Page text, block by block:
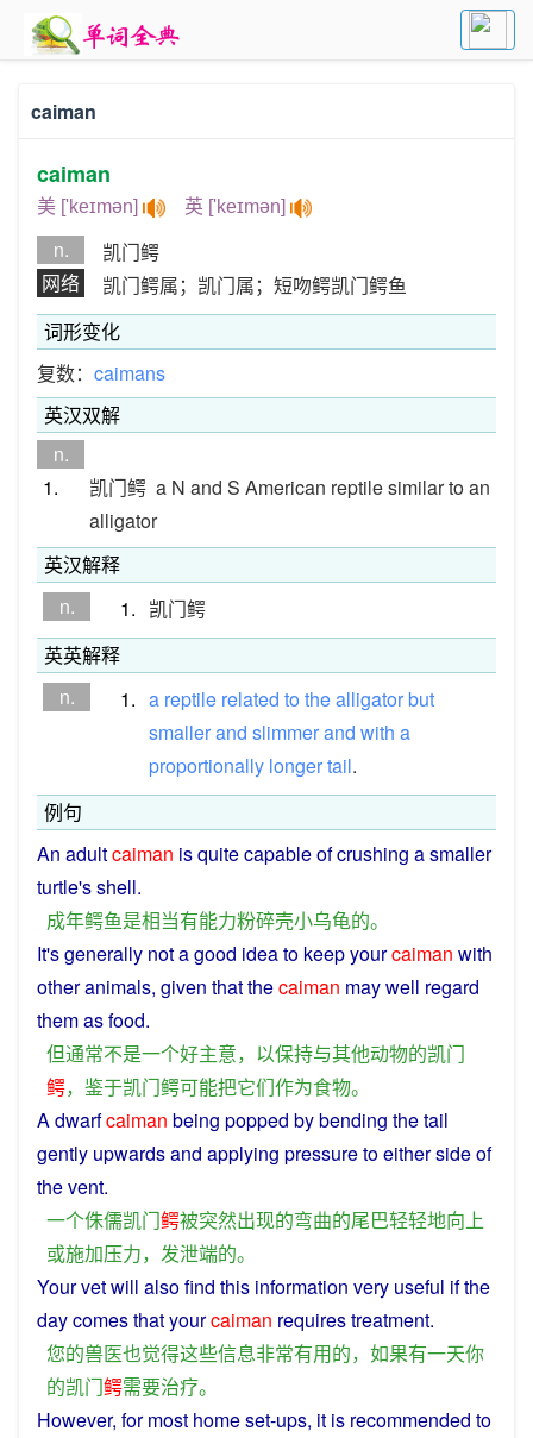
caiman
caiman
美 ['keɪmən] 英 ['keɪmən]
n.
凯门鳄
网络
凯门鳄属；凯门属；短吻鳄凯门鳄鱼
词形变化
复数： caimans
英汉双解
n.
1.
凯门鳄 a N and S American reptile similar to an
alligator
英汉解释
n.
1. 凯门鳄
英英解释
n.
1. a reptile related to thealligatorbut
smallerand slimmerand with a
proportionally longertail.
例句
An adultcaiman isquitecapableofcrushing asmaller
turtle'sshell.
成年鳄鱼是相当有能力粉碎壳小乌龟的。
It'sgenerally notagood ideato keepyourcaiman with
otheranimals, given that thecaiman maywell regard
themasfood.
但通常不是一个好主意， 以保持与其他动物的凯门
鳄， 鉴于凯门鳄可能把它们作为食物。
Adwarfcaiman being popped bybending thetail
gently upwardsand applying pressureto eithersideof
thevent.
一个侏儒凯门鳄被突然出现的弯曲的尾巴轻轻地向上
或施加压力， 发泄端的。
Yourvetwill alsofind this information very useful ifthe
daycomesthatyourcaiman requirestreatment.
您的兽医也觉得这些信息非常有用的， 如果有一天你
的凯门鳄需要治疗。
However, for most homeset-ups, it is recommended to